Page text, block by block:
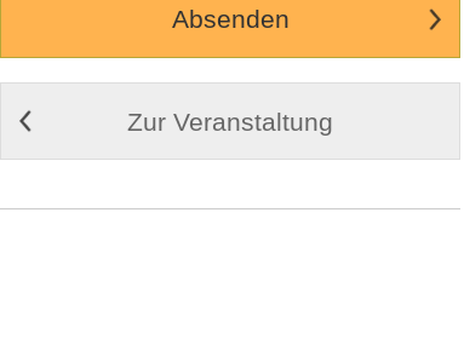
Zur Veranstaltung